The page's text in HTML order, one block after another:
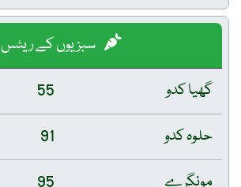
سبزیوں کے ریٹس
گھیا کدو
55
حلوہ کدو
91
مونگرے
95